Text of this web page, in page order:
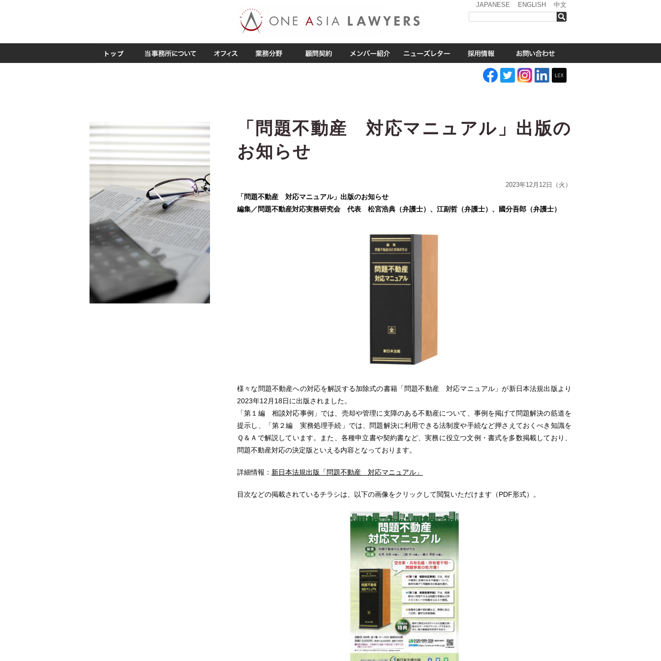
JAPANESE ENGLISH 中文
「問題不動産 対応マニュアル」出版の
お知らせ
2023年12月12日（火）
「問題不動産 対応マニュアル」出版のお知らせ
編集／問題不動産対応実務研究会 代表 松宮浩典（弁護士）、江副哲（弁護士）、國分吾郎（弁護士）
様々な問題不動産への対応を解説する加除式の書籍「問題不動産 対応マニュアル」が新日本法規出版より
2023年12月18日に出版されました。
「第１編 相談対応事例」では、売却や管理に支障のある不動産について、事例を掲げて問題解決の筋道を
提示し、「第２編 実務処理手続」では、問題解決に利用できる法制度や手続など押さえておくべき知識を
Ｑ＆Ａで解説しています。また、各種申立書や契約書など、実務に役立つ文例・書式を多数掲載しており、
問題不動産対応の決定版といえる内容となっております。
詳細情報： 新日本法規出版「問題不動産 対応マニュアル」
目次などの掲載されているチラシは、以下の画像をクリックして閲覧いただけます（PDF形式）。